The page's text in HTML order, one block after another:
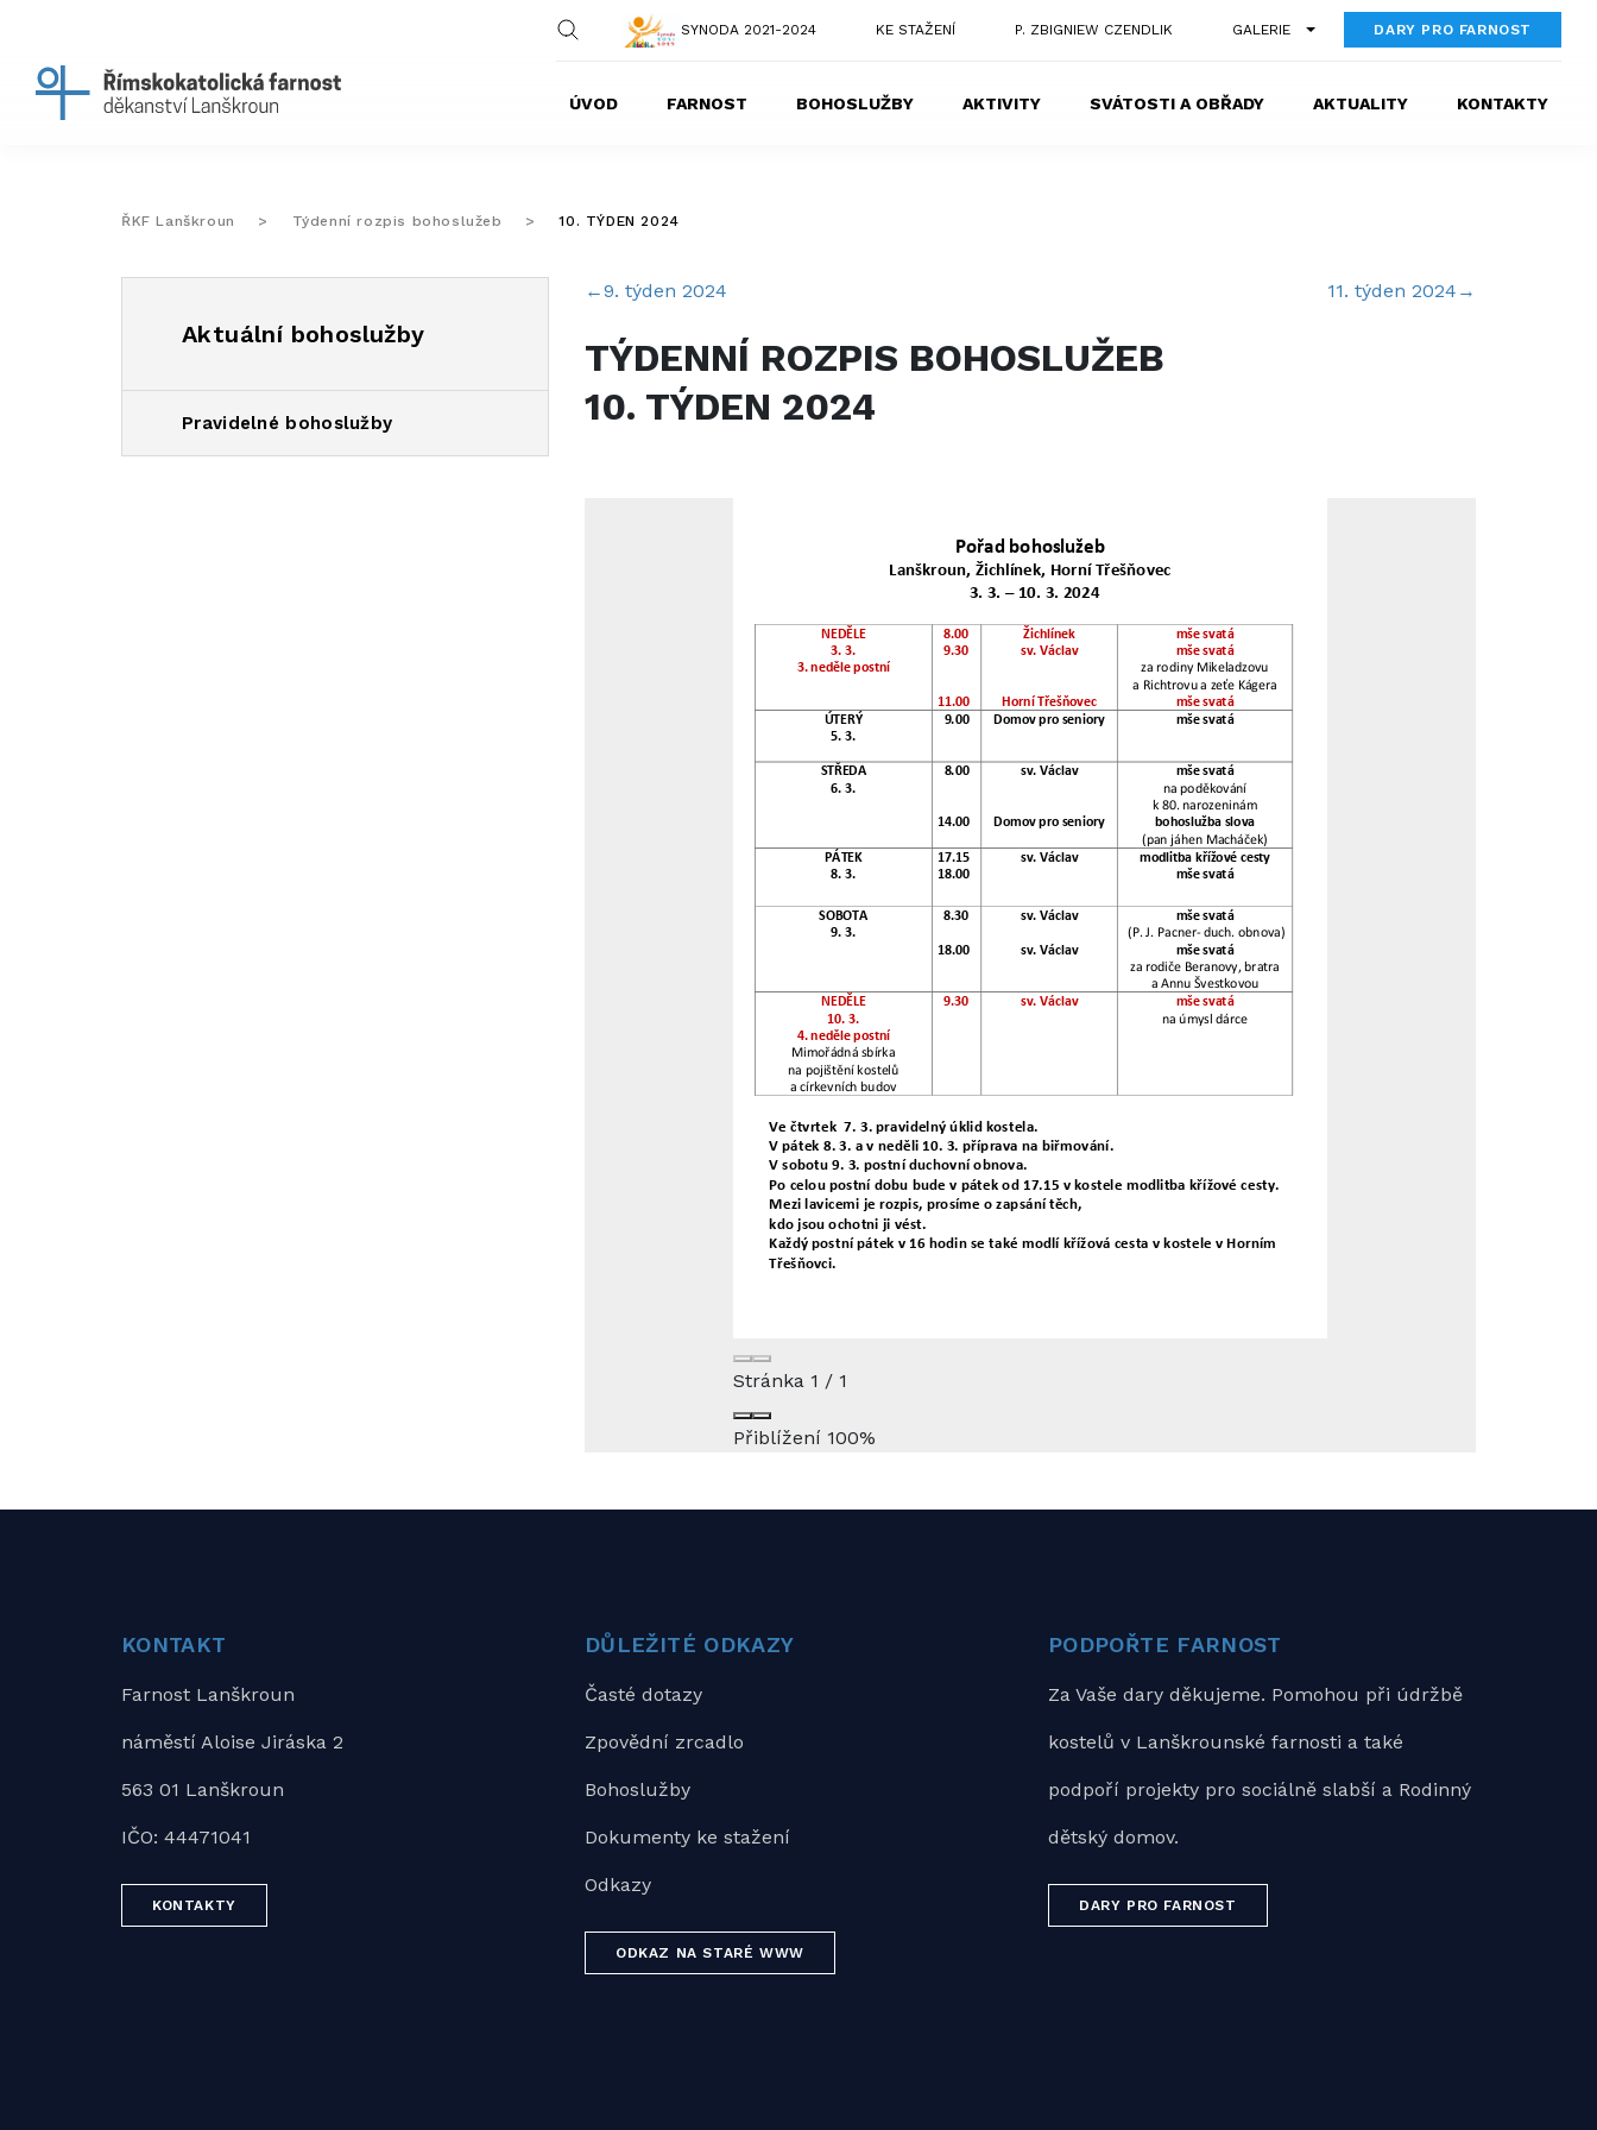
SYNODA 2021-2024 KE STAŽENÍ P. ZBIGNIEW CZENDLIK GALERIE DARY PRO FARNOST
ÚVOD FARNOST BOHOSLUŽBY AKTIVITY SVÁTOSTI A OBŘADY AKTUALITY KONTAKTY
ŘKF Lanškroun > Týdenní rozpis bohoslužeb > 10. TÝDEN 2024
Aktuální bohoslužby
Pravidelné bohoslužby
11. týden 2024 →
←9. týden 2024
TÝDENNÍ ROZPIS BOHOSLUŽEB
10. TÝDEN 2024
Stránka 1 / 1
Přiblížení 100%
KONTAKT
Farnost Lanškroun
náměstí Aloise Jiráska 2
563 01 Lanškroun
IČO: 44471041
KONTAKTY
DŮLEŽITÉ ODKAZY
Časté dotazy
Zpovědní zrcadlo
Bohoslužby
Dokumenty ke stažení
Odkazy
ODKAZ NA STARÉ WWW
PODPOŘTE FARNOST
Za Vaše dary děkujeme. Pomohou při údržbě
kostelů v Lanškrounské farnosti a také
podpoří projekty pro sociálně slabší a Rodinný
dětský domov.
DARY PRO FARNOST